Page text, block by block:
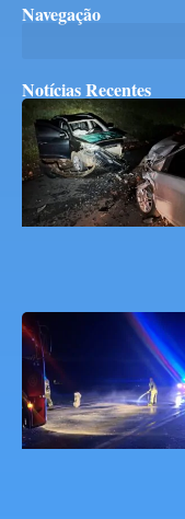
Navegação
Notícias Recentes